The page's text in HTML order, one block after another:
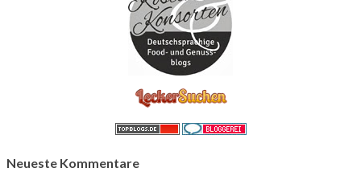
Neueste Kommentare